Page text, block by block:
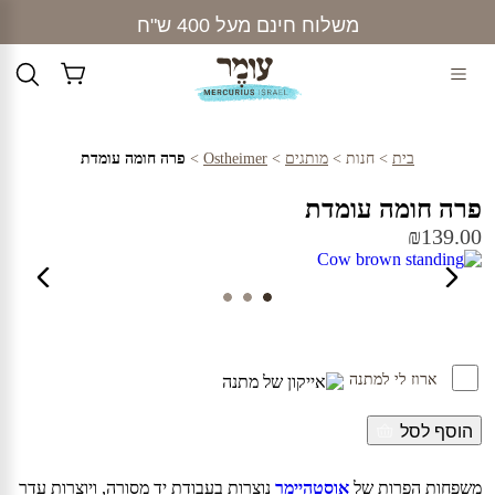
content
משלוח חינם מעל 400 ש"ח
בית > חנות > מותגים >
Ostheimer
> פרה חומה עומדת
פרה חומה עומדת
₪139.00
ארוז לי למתנה
הוסף לסל
משפחות הפרות של אוסטהיימר נוצרות בעבודת יד מסורה, ויוצרות עדר